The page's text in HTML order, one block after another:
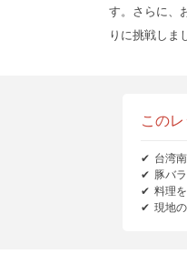
す。さらに、
りに挑戦しま
この
台湾
豚バ
料理
現地